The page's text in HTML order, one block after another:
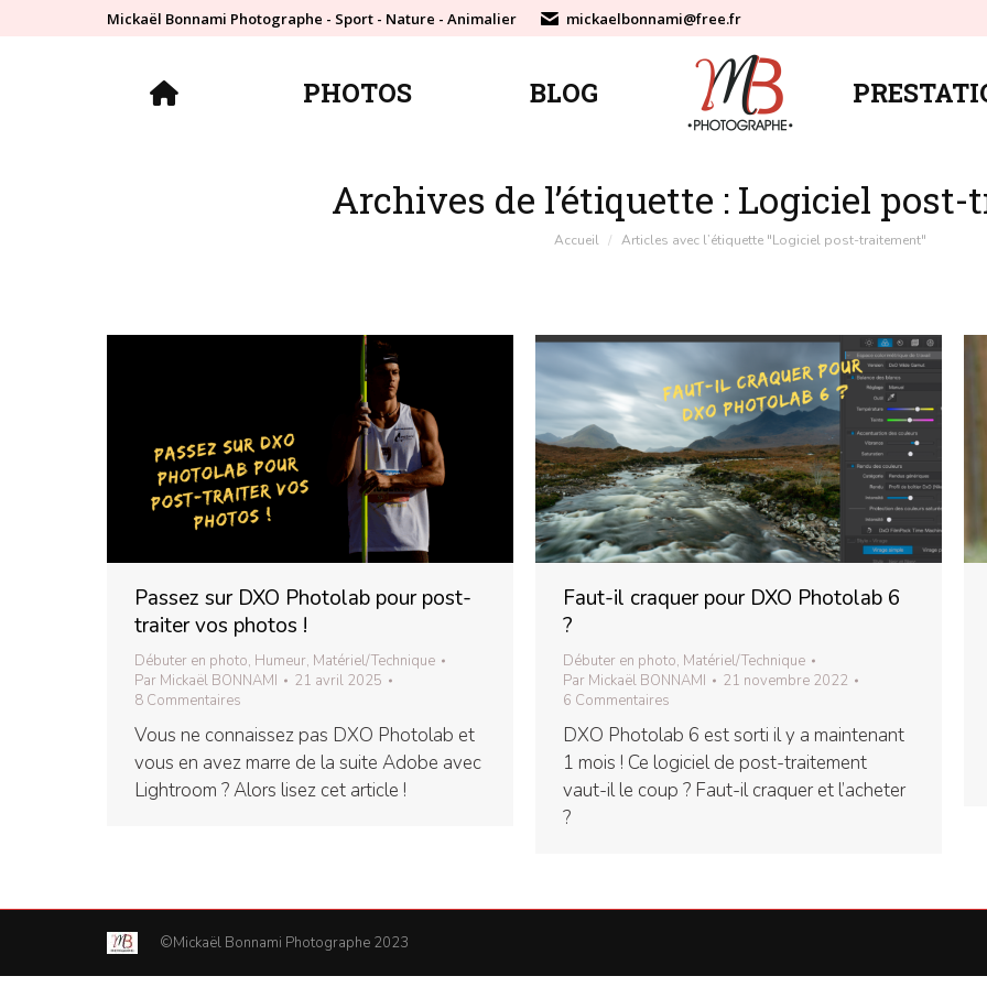
Mickaël Bonnami Photographe - Sport - Nature - Animalier mickaelbonnami@free.fr
PHOTOS BLOG
Archives de l’étiquette : Logiciel post-
Vous êtes ici :
Accueil Articles avec l’étiquette "Logiciel post-traitement"
Passez sur DXO Photolab pour post-
traiter vos photos !
Débuter en photo, Humeur, Matériel/Technique
Par Mickaël BONNAMI
21 avril 2025
8 Commentaires
Vous ne connaissez pas DXO Photolab et
vous en avez marre de la suite Adobe avec
Lightroom ? Alors lisez cet article !
Faut-il craquer pour DXO Photolab 6
?
Débuter en photo, Matériel/Technique
Par Mickaël BONNAMI
21 novembre 2022
6 Commentaires
DXO Photolab 6 est sorti il y a maintenant
1 mois ! Ce logiciel de post-traitement
vaut-il le coup ? Faut-il craquer et l’acheter
?
©Mickaël Bonnami Photographe 2023